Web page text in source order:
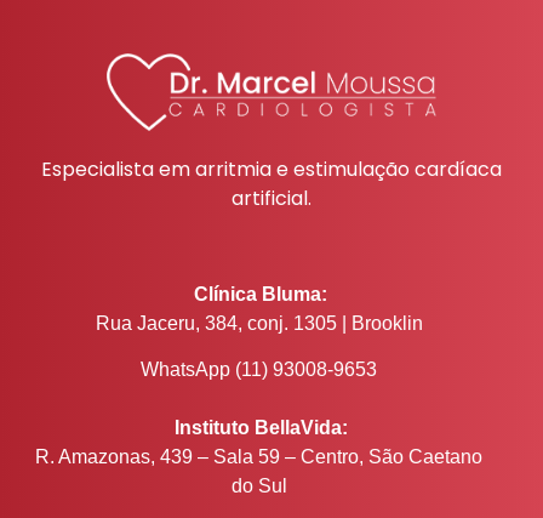
Especialista em arritmia e estimulação cardíaca
artificial.
Clínica Bluma:
Rua Jaceru, 384, conj. 1305 | Brooklin
WhatsApp (11) 93008-9653
Instituto BellaVida:
R. Amazonas, 439 – Sala 59 – Centro, São Caetano
do Sul